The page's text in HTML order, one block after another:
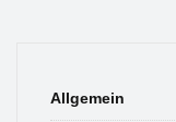
Allgemein